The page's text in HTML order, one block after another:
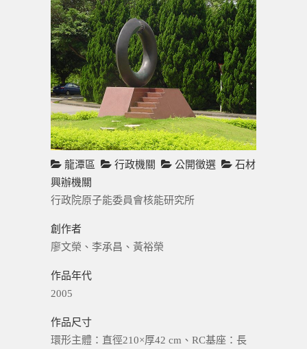
龍潭區 行政機關 公開徵選
石材
興辦機關
行政院原子能委員會核能研究所
創作者
廖文榮、李承昌、黃裕榮
作品年代
2005
作品尺寸
環形主體：直徑210×厚42 cm、RC基座：長